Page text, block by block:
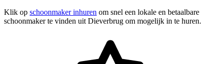
Klik op schoonmaker inhuren om snel een lokale en betaalbare
schoonmaker te vinden uit Dieverbrug om mogelijk in te huren.